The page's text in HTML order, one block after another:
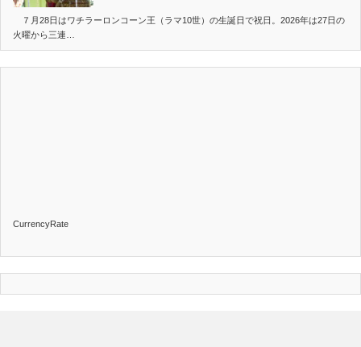
７月28日はワチラーロンコーン王（ラマ10世）の生誕日で祝日。2026年は27日の
火曜から三連…
CurrencyRate